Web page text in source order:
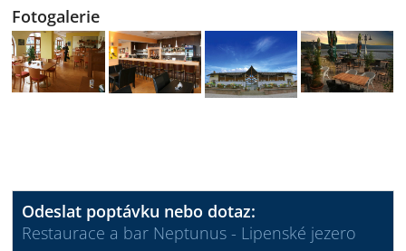
Fotogalerie
Odeslat poptávku nebo dotaz:
Restaurace a bar Neptunus - Lipenské jezero